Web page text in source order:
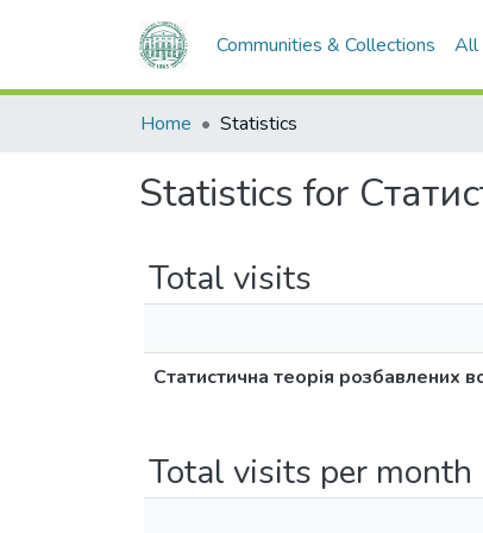
Communities & Collections All
Home Statistics
Statistics for
Total visits
Статистична теорія розбавлених
Total visits per month